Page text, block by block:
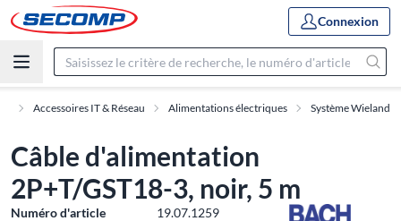
Connexion
Accessoires IT & Réseau Alimentations électriques Système Wieland
Câble d'alimentation
2P+T/GST18-3, noir, 5 m
Numéro d'article
19.07.1259